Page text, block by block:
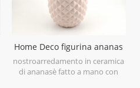
Home Deco figurina ananas
placcata oro galvanica oro
nostroarredamento in ceramica
di ananasè fatto a mano con